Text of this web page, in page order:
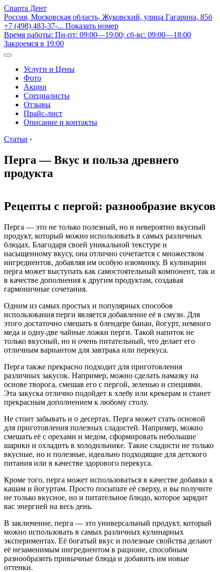
Спарта Дент
Россия, Московская область, Жуковский, улица Гагарина, 85б
+7 (498) 483-37-... Показать номер
Время работы: Пн-пт: 09:00—19:00; сб-вс: 09:00—18:00
Закроемся в 19:00
Услуги и Цены
Фото
Акции
Специалисты
Отзывы
Прайс-лист
Описание и контакты
Статьи ›
Перга — Вкус и польза древнего
продукта
Рецепты с пергой: разнообразие вкусов
Перга — это не только полезный, но и невероятно вкусный
продукт, который можно использовать в самых различных
блюдах. Благодаря своей уникальной текстуре и
насыщенному вкусу, она отлично сочетается с множеством
ингредиентов, добавляя им особую изюминку. В кулинарии
перга может выступать как самостоятельный компонент, так и
в качестве дополнения к другим продуктам, создавая
гармоничные сочетания.
Одним из самых простых и популярных способов
использования перги является добавление её в смузи. Для
этого достаточно смешать в блендере банан, йогурт, немного
меда и одну-две чайные ложки перги. Такой напиток не
только вкусный, но и очень питательный, что делает его
отличным вариантом для завтрака или перекуса.
Перга также прекрасно подходит для приготовления
различных закусок. Например, можно сделать намазку на
основе творога, смешав его с пергой, зеленью и специями.
Эта закуска отлично подойдет к хлебу или крекерам и станет
прекрасным дополнением к любому столу.
Не стоит забывать и о десертах. Перга может стать основой
для приготовления полезных сладостей. Например, можно
смешать её с орехами и медом, сформировать небольшие
шарики и охладить в холодильнике. Такие сладости не только
вкусные, но и полезные, идеально подходящие для детского
питания или в качестве здорового перекуса.
Кроме того, перга может использоваться в качестве добавки к
кашам и йогуртам. Просто посыпьте её сверху, и вы получите
не только вкусное, но и питательное блюдо, которое зарядит
вас энергией на весь день.
В заключение, перга — это универсальный продукт, который
можно использовать в самых различных кулинарных
экспериментах. Её богатый вкус и полезные свойства делают
её незаменимым ингредиентом в рационе, способным
разнообразить привычные блюда и добавить им новые
оттенки.